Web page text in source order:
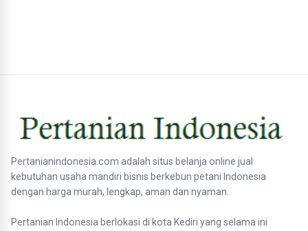
Pertanianindonesia.com adalah situs belanja online jual
kebutuhan usaha mandiri bisnis berkebun petani Indonesia
dengan harga murah, lengkap, aman dan nyaman.
Pertanian Indonesia berlokasi di kota Kediri yang selama ini